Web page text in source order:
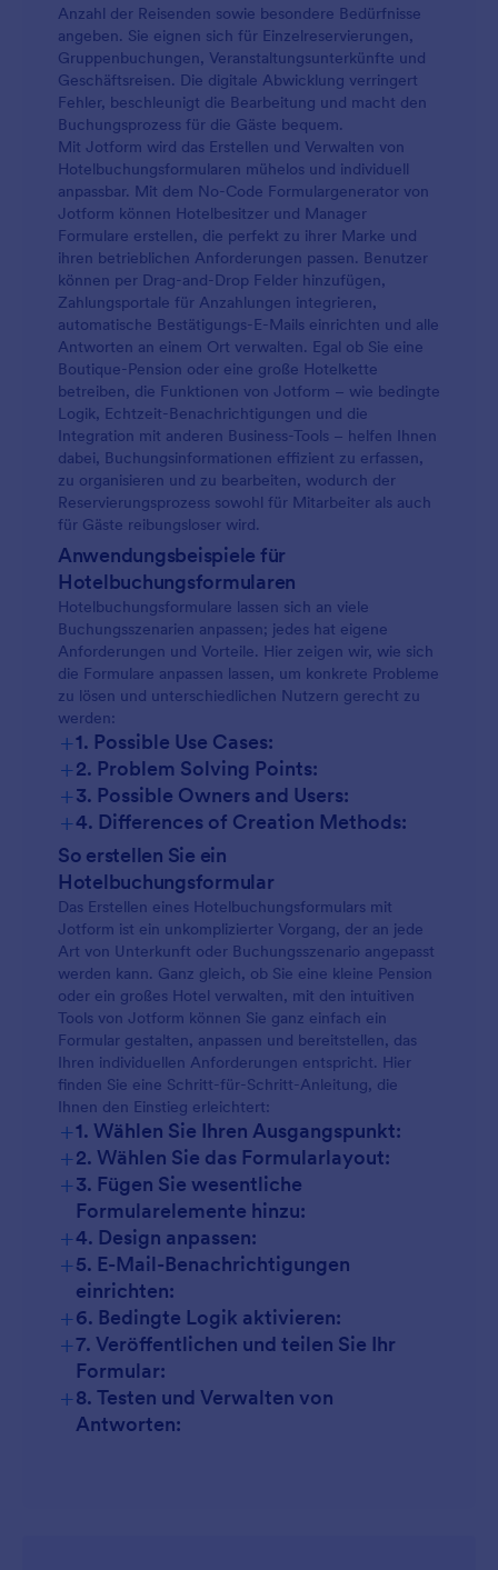
Anzahl der Reisenden sowie besondere Bedürfnisse
angeben. Sie eignen sich für Einzelreservierungen,
Gruppenbuchungen, Veranstaltungsunterkünfte und
Geschäftsreisen. Die digitale Abwicklung verringert
Fehler, beschleunigt die Bearbeitung und macht den
Buchungsprozess für die Gäste bequem.
Mit Jotform wird das Erstellen und Verwalten von
Hotelbuchungsformularen mühelos und individuell
anpassbar. Mit dem No-Code Formulargenerator von
Jotform können Hotelbesitzer und Manager
Formulare erstellen, die perfekt zu ihrer Marke und
ihren betrieblichen Anforderungen passen. Benutzer
können per Drag-and-Drop Felder hinzufügen,
Zahlungsportale für Anzahlungen integrieren,
automatische Bestätigungs-E-Mails einrichten und alle
Antworten an einem Ort verwalten. Egal ob Sie eine
Boutique-Pension oder eine große Hotelkette
betreiben, die Funktionen von Jotform – wie bedingte
Logik, Echtzeit-Benachrichtigungen und die
Integration mit anderen Business-Tools – helfen Ihnen
dabei, Buchungsinformationen effizient zu erfassen,
zu organisieren und zu bearbeiten, wodurch der
Reservierungsprozess sowohl für Mitarbeiter als auch
für Gäste reibungsloser wird.
Anwendungsbeispiele für
Hotelbuchungsformularen
Hotelbuchungsformulare lassen sich an viele
Buchungsszenarien anpassen; jedes hat eigene
Anforderungen und Vorteile. Hier zeigen wir, wie sich
die Formulare anpassen lassen, um konkrete Probleme
zu lösen und unterschiedlichen Nutzern gerecht zu
werden:
+1. Possible Use Cases:
+2. Problem Solving Points:
+3. Possible Owners and Users:
+4. Differences of Creation Methods:
So erstellen Sie ein
Hotelbuchungsformular
Das Erstellen eines Hotelbuchungsformulars mit
Jotform ist ein unkomplizierter Vorgang, der an jede
Art von Unterkunft oder Buchungsszenario angepasst
werden kann. Ganz gleich, ob Sie eine kleine Pension
oder ein großes Hotel verwalten, mit den intuitiven
Tools von Jotform können Sie ganz einfach ein
Formular gestalten, anpassen und bereitstellen, das
Ihren individuellen Anforderungen entspricht. Hier
finden Sie eine Schritt-für-Schritt-Anleitung, die
Ihnen den Einstieg erleichtert:
+1. Wählen Sie Ihren Ausgangspunkt:
+2. Wählen Sie das Formularlayout:
+3. Fügen Sie wesentliche
Formularelemente hinzu:
+4. Design anpassen:
+5. E-Mail-Benachrichtigungen
einrichten:
+6. Bedingte Logik aktivieren:
+7. Veröffentlichen und teilen Sie Ihr
Formular:
+8. Testen und Verwalten von
Antworten: